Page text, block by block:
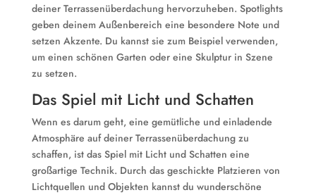
deiner Terrassenüberdachung hervorzuheben. Spotlights
geben deinem Außenbereich eine besondere Note und
setzen Akzente. Du kannst sie zum Beispiel verwenden,
um einen schönen Garten oder eine Skulptur in Szene
zu setzen.
Das Spiel mit Licht und Schatten
Wenn es darum geht, eine gemütliche und einladende
Atmosphäre auf deiner Terrassenüberdachung zu
schaffen, ist das Spiel mit Licht und Schatten eine
großartige Technik. Durch das geschickte Platzieren von
Lichtquellen und Objekten kannst du wunderschöne